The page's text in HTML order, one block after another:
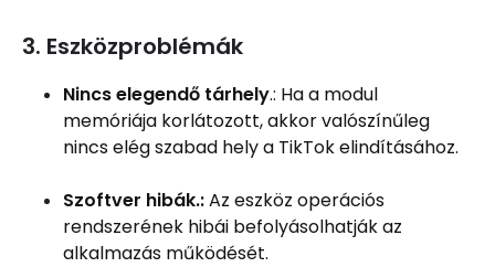
3. Eszközproblémák
Nincs elegendő tárhely.: Ha a modul
memóriája korlátozott, akkor valószínűleg
nincs elég szabad hely a TikTok elindításához.
Szoftver hibák.:Az eszköz operációs
rendszerének hibái befolyásolhatják az
alkalmazás működését.